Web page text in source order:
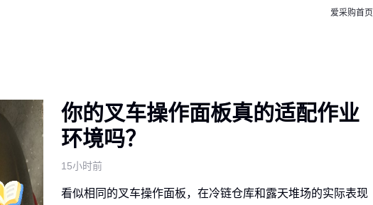
爱采购首页
你的叉车操作面板真的适配作业
环境吗？
15小时前
看似相同的叉车操作面板，在冷链仓库和露天堆场的实际表现